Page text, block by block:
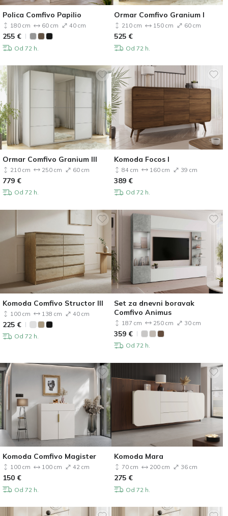
Polica Comfivo Papilio
180 cm 60 cm 40 cm
255 €
Od 72 h.
Ormar Comfivo Granium I
210 cm 150 cm 60 cm
525 €
Od 72 h.
Ormar Comfivo Granium III
210 cm 250 cm 60 cm
779 €
Od 72 h.
Komoda Focos I
84 cm 160 cm 39 cm
389 €
Od 72 h.
Komoda Comfivo Structor III
100 cm 138 cm 40 cm
225 €
Od 72 h.
Set za dnevni boravak
Comfivo Animus
187 cm 250 cm 30 cm
359 €
Od 72 h.
Komoda Comfivo Magister
100 cm 100 cm 42 cm
150 €
Od 72 h.
Komoda Mara
70 cm 200 cm 36 cm
275 €
Od 72 h.